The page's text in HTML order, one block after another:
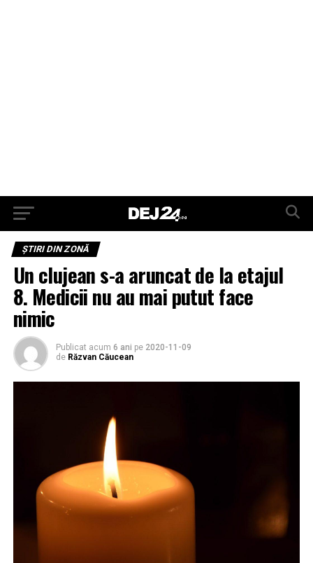
ŞTIRI DIN ZONĂ
Un clujean s-a aruncat de la etajul
8. Medicii nu au mai putut face
nimic
Publicat acum 6 ani pe 2020-11-09
de Răzvan Căucean